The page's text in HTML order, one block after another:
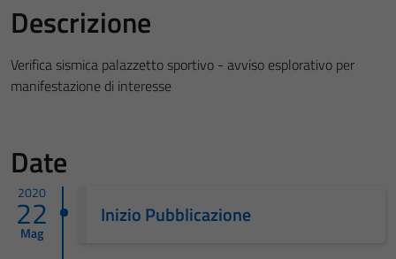
Descrizione
Verifica sismica palazzetto sportivo - avviso esplorativo per
manifestazione di interesse
Date
2020
22
Mag
Inizio Pubblicazione